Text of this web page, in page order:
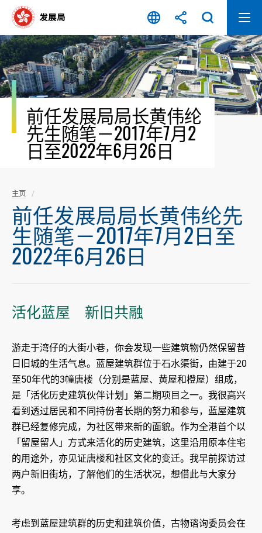
容
开
始
前任发展局局长黄伟纶
先生随笔－2017年7月2
日至2022年6月26日
主页
前任发展局局长黄伟纶先
生随笔－2017年7月2日至
2022年6月26日
活化蓝屋 新旧共融
游走于湾仔的大街小巷，你会发现一些建筑物仍然保留昔
日旧城的生活气息。蓝屋建筑群位于石水渠街，由建于20
至50年代的3幢唐楼（分别是蓝屋、黄屋和橙屋）组成，
是「活化历史建筑伙伴计划」第二期项目之一。我很高兴
看到透过居民和不同持份者长期的努力和参与，蓝屋建筑
群已经复修完成，为社区带来新的面貌。作为全港首个以
「留屋留人」方式来活化的历史建筑，这里沿用原本住宅
的用途外，亦见证唐楼和社区文化的变迁。我早前探访过
两户新旧街坊，了解他们的生活状况，想借此与大家分
享。
考虑到蓝屋建筑群的历史和建筑价值，古物谘询委员会在